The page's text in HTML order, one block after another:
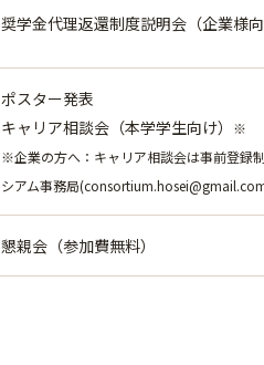
奨学金代理返還制度説明会（企業様向
ポスター発表
キャリア相談会（本学学生向け）
※
※企業の方へ：キャリア相談会は事前登録
シアム事務局
懇親会（参加費無料）